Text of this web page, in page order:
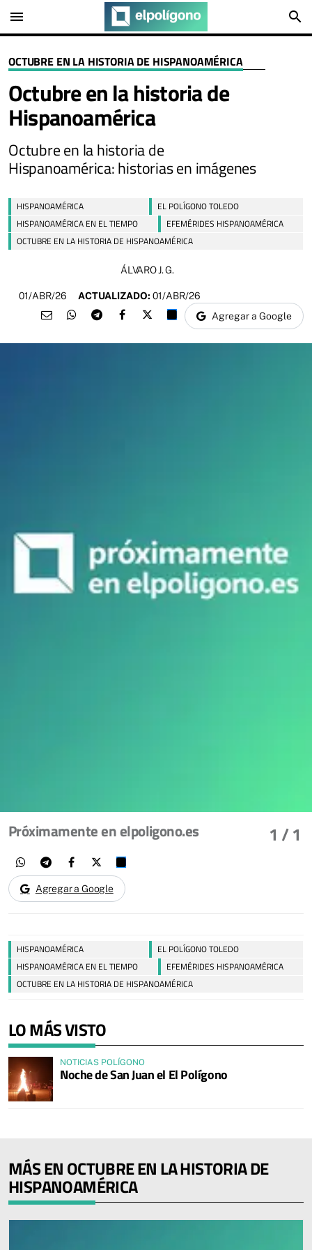
menu search
OCTUBRE EN LA HISTORIA DE HISPANOAMÉRICA
Octubre en la historia de
Hispanoamérica
Octubre en la historia de
Hispanoamérica: historias en imágenes
HISPANOAMÉRICA
EL POLÍGONO TOLEDO
HISPANOAMÉRICA EN EL TIEMPO
EFEMÉRIDES HISPANOAMÉRICA
OCTUBRE EN LA HISTORIA DE HISPANOAMÉRICA
ÁLVARO J. G.
01/ABR/26 ACTUALIZADO: 01/ABR/26
Agregar a Google
1 / 1
Próximamente en elpoligono.es
Agregar a Google
HISPANOAMÉRICA
EL POLÍGONO TOLEDO
HISPANOAMÉRICA EN EL TIEMPO
EFEMÉRIDES HISPANOAMÉRICA
OCTUBRE EN LA HISTORIA DE HISPANOAMÉRICA
LO MÁS VISTO
NOTICIAS POLÍGONO
Noche de San Juan el El Polígono
MÁS EN OCTUBRE EN LA HISTORIA DE
HISPANOAMÉRICA